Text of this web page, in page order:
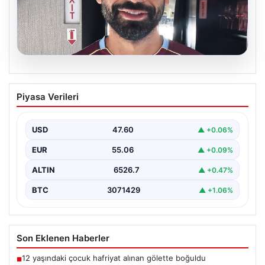
05.08.2026
Trabzonspor’un Yeni Yıldızı Salah,
İstanbul’a Ayak Bastı
Salah, İstanbul’a iniş yaptı. Havalimanında basın
mensupları ve kulüp…
Piyasa Verileri
USD 47.60 ▲ +0.06%
EUR 55.06 ▲ +0.09%
ALTIN 6526.7 ▲ +0.47%
BTC 3071429 ▲ +1.06%
Son Eklenen Haberler
■12 yaşındaki çocuk hafriyat alınan gölette boğuldu